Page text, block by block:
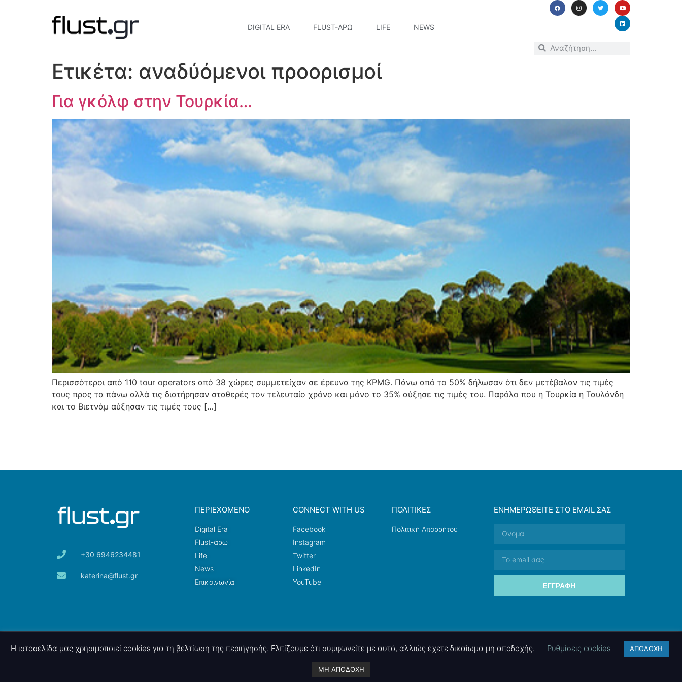
DIGITAL ERA FLUST-ΆΡΩ LIFE NEWS
Ετικέτα: αναδύόμενοι προορισμοί
Για γκόλφ στην Τουρκία…
Περισσότεροι από 110 tour operators από 38 χώρες συμμετείχαν σε έρευνα της KPMG. Πάνω από το 50% δήλωσαν ότι δεν μετέβαλαν τις τιμές
τους προς τα πάνω αλλά τις διατήρησαν σταθερές τον τελευταίο χρόνο και μόνο το 35% αύξησε τις τιμές του. Παρόλο που η Τουρκία η Ταυλάνδη
και το Βιετνάμ αύξησαν τις τιμές τους […]
+30 6946234481
katerina@flust.gr
ΠΕΡΙΕΧΟΜΕΝΟ
Digital Era
Flust-άρω
Life
News
Επικοινωνία
CONNECT WITH US
Facebook
Instagram
Twitter
LinkedIn
YouTube
ΠΟΛΙΤΙΚΕΣ
Πολιτική Απορρήτου
ΕΝΗΜΕΡΩΘΕΊΤΕ ΣΤΟ EMAIL ΣΑΣ
ΕΓΓΡΑΦΉ
© 2026 nettings, ltd. All rights reserved.
nettings, ltd . Powered by
Η ιστοσελίδα μας χρησιμοποιεί cookies για τη βελτίωση της περιήγησής. Ελπίζουμε ότι συμφωνείτε με αυτό, αλλιώς έχετε δικαίωμα μη αποδοχής. Ρυθμίσεις cookies ΑΠΟΔΟΧΗ
ΜΗ ΑΠΟΔΟΧΗ